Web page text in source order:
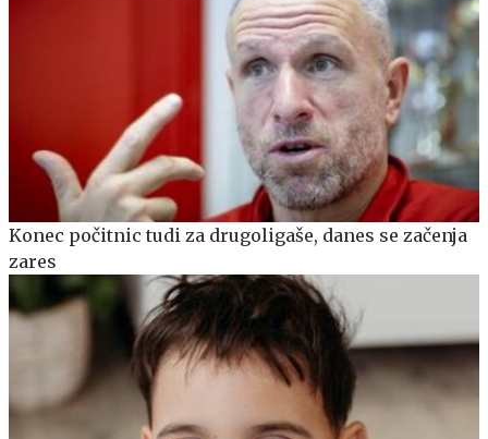
Konec počitnic tudi za drugoligaše, danes se začenja
zares